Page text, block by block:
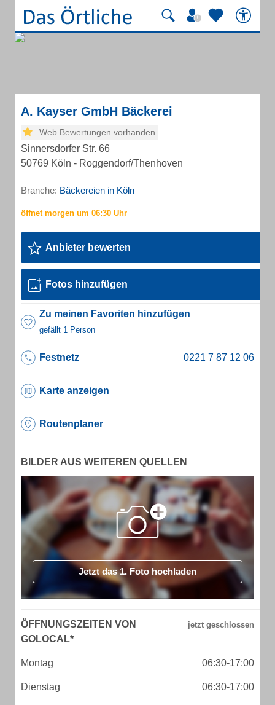
A. Kayser GmbH Bäckerei
Web Bewertungen vorhanden
Sinnersdorfer Str. 66
50769 Köln - Roggendorf/Thenhoven
Branche: Bäckereien in Köln
Anbieter bewerten
Fotos hinzufügen
Zu meinen Favoriten hinzufügen
gefällt 1 Person
Festnetz
Karte anzeigen
Routenplaner
BILDER AUS WEITEREN QUELLEN
Jetzt das 1. Foto hochladen
ÖFFNUNGSZEITEN VON
GOLOCAL*
Montag 06:30-17:00
Dienstag 06:30-17:00